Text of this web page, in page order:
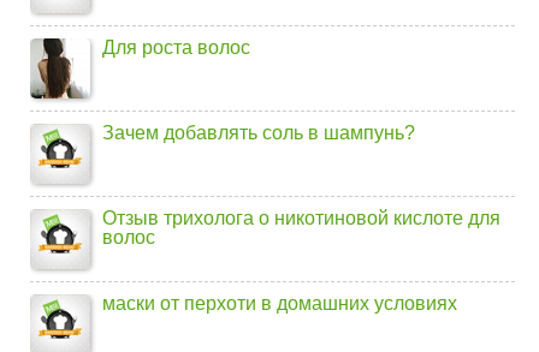
Для роста волос
Зачем добавлять соль в шампунь?
Отзыв трихолога о никотиновой кислоте для
волос
маски от перхоти в домашних условиях